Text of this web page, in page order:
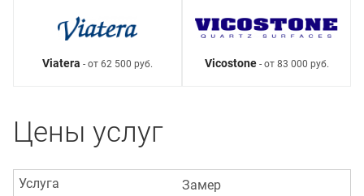
Viatera - от 62 500 руб. Vicostone- от 83 000 руб.
Цены услуг
Замер
Услуга